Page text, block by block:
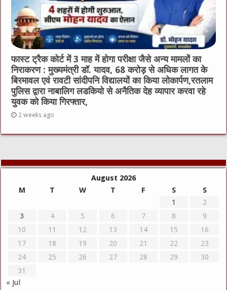
फास्ट ट्रैक कोर्ट में 3 माह में होगा परीक्षा जैसे अन्य मामलों का
निराकरण : मुख्यमंत्री डॉ. यादव, 68 करोड़ से अधिक लागत के
बिरमावल एवं रावटी सांदीपनि विद्यालयों का किया लोकार्पण,रतलाम
पुलिस द्वारा नाबालिग लडकियो से अनैतिक देह व्यापार करवा रहे
युवक को किया गिरफ्तार,
2 weeks ago
August 2026
M
T W T F S
S
1
2
3
4 5 6 7 8
9
10
11 12 13 14 15
16
17
18 19 20 21 22
23
24
25 26 27 28 29
30
31
« Jul